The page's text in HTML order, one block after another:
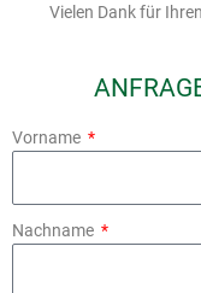
Vielen Dank für
Vorname
Nachname